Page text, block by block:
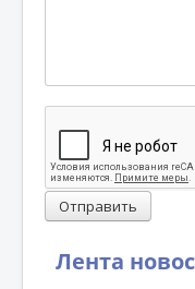
Лента
Отправить